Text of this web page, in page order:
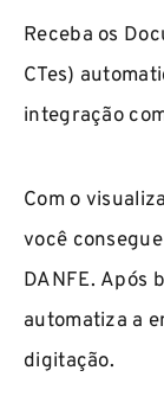
Receba os
CTes)
integração
Com o
você
DANFE. Após
automatiza a
digitação.